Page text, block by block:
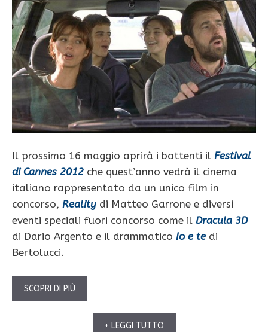
Il prossimo 16 maggio aprirà i battenti il Festival
di Cannes 2012 che quest’anno vedrà il cinema
italiano rappresentato da un unico film in
concorso, Reality di Matteo Garrone e diversi
eventi speciali fuori concorso come il Dracula 3D
di Dario Argento e il drammatico Io e tedi
Bertolucci.
SCOPRI DI PIÙ
+ LEGGI TUTTO